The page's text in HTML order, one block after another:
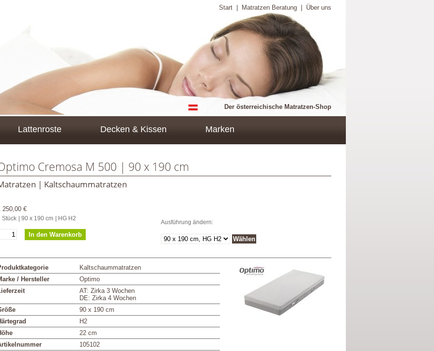
Start Matratzen Beratung Über uns
Der österreichische Matratzen-Shop
Lattenroste Decken & Kissen Marken
Cremosa M 500 | 90 x 190 cm
| Kaltschaummatratzen
250,00 €
Stück | 90 x 190 cm | HG H2
Ausführung ändern:
Kaltschaummatratzen
/ Hersteller
Optimo
AT: Zirka 3 Wochen
DE: Zirka 4 Wochen
90 x 190 cm
H2
22 cm
105102